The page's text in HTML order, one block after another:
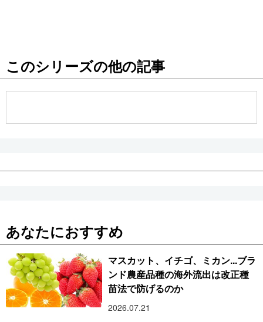
お知らせ
このシリーズの他の記事
あなたにおすすめ
マスカット、イチゴ、ミカン...ブラ
ンド農産品種の海外流出は改正種
苗法で防げるのか
2026.07.21